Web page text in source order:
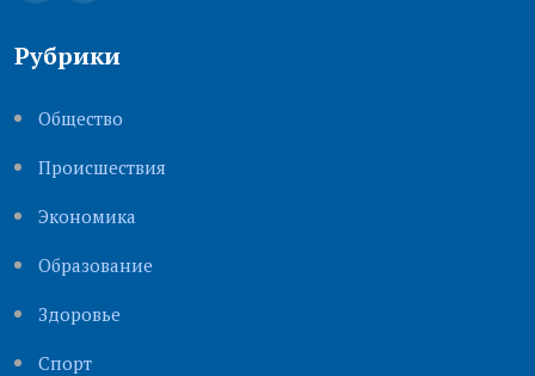
Рубрики
Общество
Происшествия
Экономика
Образование
Здоровье
Cпорт